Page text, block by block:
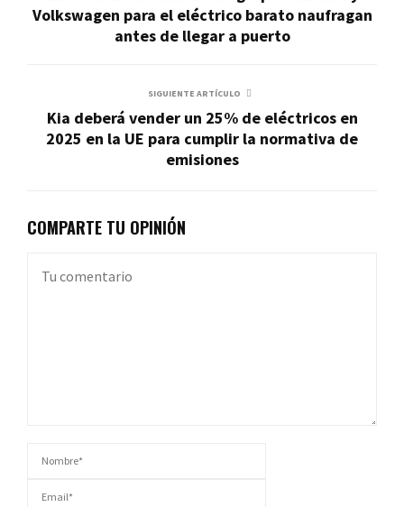
Volkswagen para el eléctrico barato naufragan
antes de llegar a puerto
SIGUIENTE ARTÍCULO
Kia deberá vender un 25% de eléctricos en
2025 en la UE para cumplir la normativa de
emisiones
COMPARTE TU OPINIÓN